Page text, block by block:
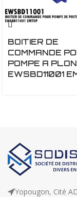
BOITIER DE
COMMANDE
POMPE A
EWSBD11001
Yopougon, Cité